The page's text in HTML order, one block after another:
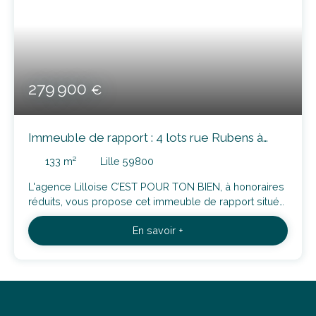
279 900€
Immeuble de rapport : 4 lots rue Rubens à
Fives
133 m² Lille 59800
L'agence Lilloise C’EST POUR TON BIEN, à honoraires
réduits, vous propose cet immeuble de rapport situé
rue Rubens avec 4 lots cadastrés: Découvrez
aujourd'hui votre futur placement : Double vitrage
partout, cour saine au rez-de chaussée, cet immeuble
En savoir +